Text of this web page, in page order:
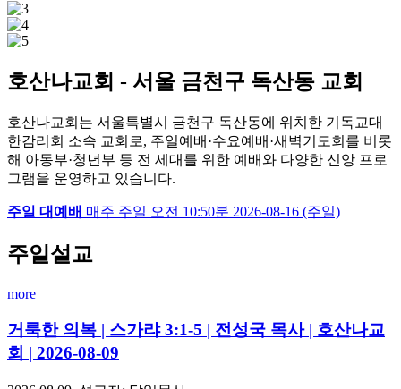
호산나교회 - 서울 금천구 독산동 교회
호산나교회는 서울특별시 금천구 독산동에 위치한 기독교대
한감리회 소속 교회로, 주일예배·수요예배·새벽기도회를 비롯
해 아동부·청년부 등 전 세대를 위한 예배와 다양한 신앙 프로
그램을 운영하고 있습니다.
주일 대예배 매주 주일 오전 10:50분 2026-08-16 (주일)
주일설교
more
거룩한 의복 | 스가랴 3:1-5 | 전성국 목사 | 호산나교
회 | 2026-08-09